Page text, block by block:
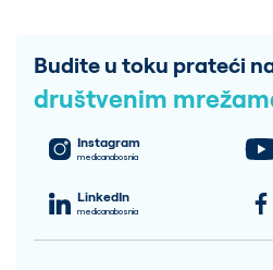
Budite u toku prateći
društvenim
Instagram
medicanabosnia
LinkedIn
medicanabosnia